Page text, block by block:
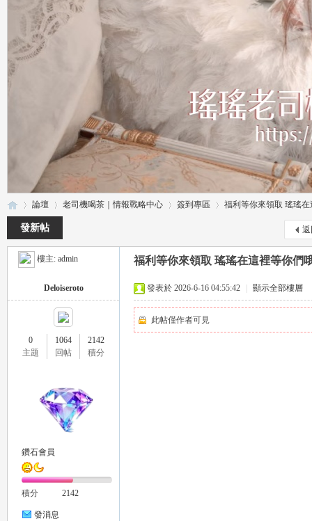
»
論壇
›
老司機喝茶｜情報戰略中心
›
簽到專區
›
福利等你來領取 瑤瑤
發新帖
樓主: admin 福利等你來領取 瑤瑤在這裡等你們
Deloiseroto
0
主題
1064
回帖
2142
積分
鑽石會員
積分 2142
發消息
發表於 2026-6-16 04:55:42 顯示全部樓層
此帖僅作者可見